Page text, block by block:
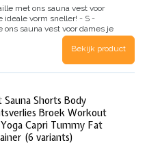
met ons sauna vest voor
ideale vorm sneller! - S -
ons sauna vest voor dames je
te bereiken met
ondersteuning. Dit stijlvolle en
Bekijk product
Shorts Body
Broek Workout
Capri Tummy Fat
(6 variants)